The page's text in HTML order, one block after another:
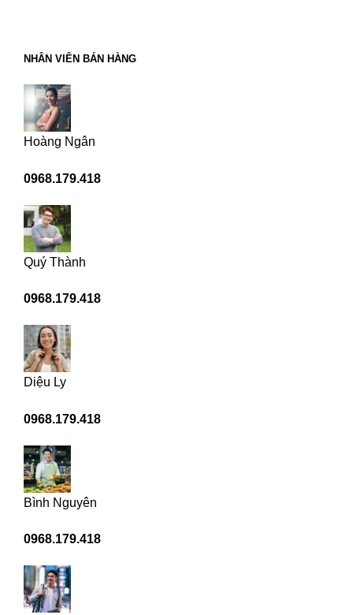
NHÂN VIÊN BÁN HÀNG
Hoàng Ngân
0968.179.418
Quý Thành
0968.179.418
Diệu Ly
0968.179.418
Bình Nguyên
0968.179.418